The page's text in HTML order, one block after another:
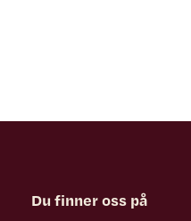
Du finner oss på